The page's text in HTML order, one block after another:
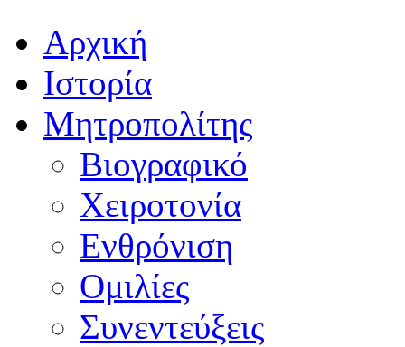
Αρχική
Ιστορία
Μητροπολίτης
Βιογραφικό
Χειροτονία
Ενθρόνιση
Ομιλίες
Συνεντεύξεις